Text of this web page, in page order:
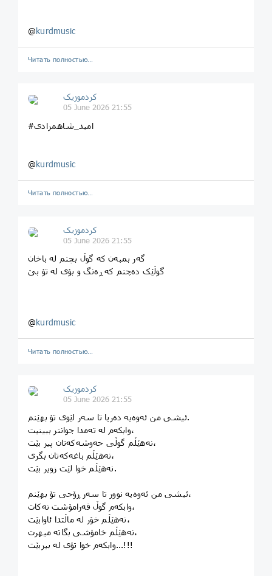
@kurdmusic
Читать полностью…
کردموزیک
05 June 2026 21:55
#امید_شاهمرادی
@kurdmusic
Читать полностью…
کردموزیک
05 June 2026 21:55
گه‌ر بمبه‌ن که‌ گوڵ بچنم له‌ باخان
گوڵێک ده‌چنم که‌ ڕه‌نگ و بۆی له‌ تۆ بێ
@kurdmusic
Читать полностью…
کردموزیک
05 June 2026 21:55
ئیشی من ئەوەیە دەریا تا سەر لێوی تۆ بهێنم.
وابكەم لە تەمدا جوانتر ببینیت،
نەهێڵم گوڵی حەوشەكەتان پیر بێت،
نەهێڵم باغەكەتان بگری،
نەهێڵم خوا لێت زویر بێت.
ئیشی من ئەوەیە نوور تا سەر ڕۆحی تۆ بهێنم،
وابكەم گوڵ فەرامۆشت نەكات،
نەهێڵم خۆر لە ماڵتدا ئاوابێت،
نەهێڵم خامۆشی بگاتە میهرت،
وابكەم خوا تۆی لە بیربێت...!!!